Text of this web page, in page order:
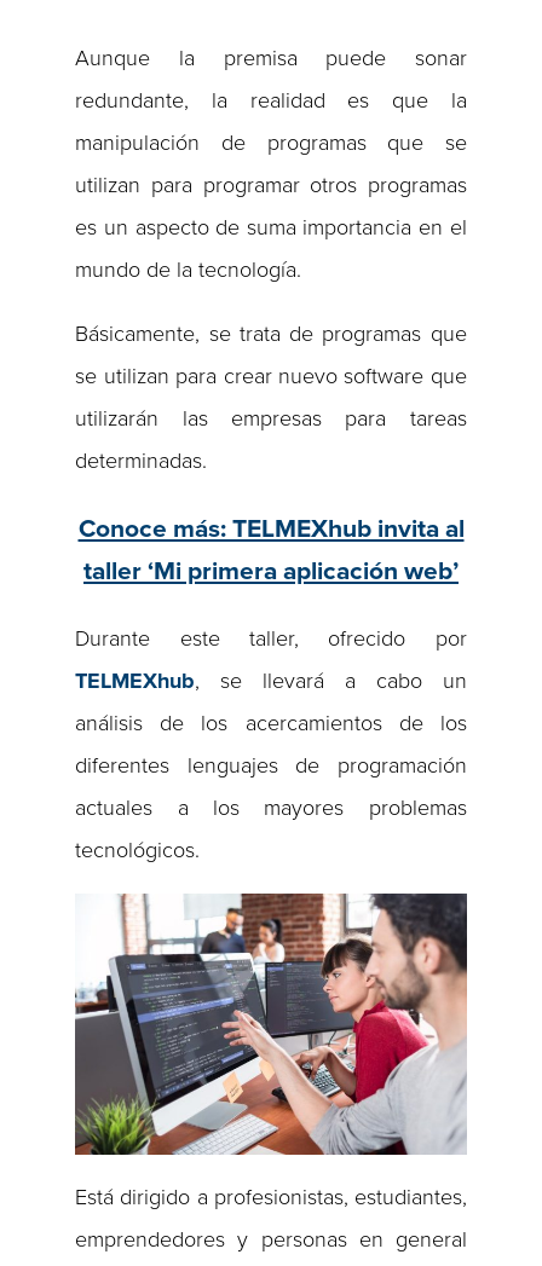
Aunque la premisa puede sonar
redundante, la realidad es que la
manipulación de programas que se
utilizan para programar otros programas
es un aspecto de suma importancia en el
mundo de la tecnología.
Básicamente, se trata de programas que
se utilizan para crear nuevo software que
utilizarán las empresas para tareas
determinadas.
Conoce más: TELMEXhub invita al
taller ‘Mi primera aplicación web’
Durante este taller, ofrecido por
TELMEXhub, se llevará a cabo un
análisis de los acercamientos de los
diferentes lenguajes de programación
actuales a los mayores problemas
tecnológicos.
Está dirigido a profesionistas, estudiantes,
emprendedores y personas en general